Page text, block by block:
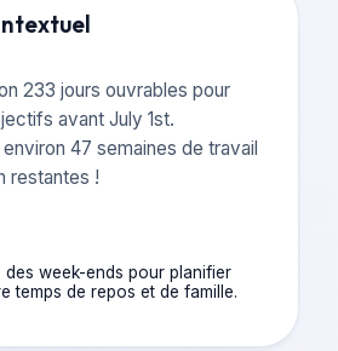
233 jours ouvrables pour
avant July 1st.
47 semaines de travail
restantes !
des week-ends pour planifier
temps de repos et de famille.